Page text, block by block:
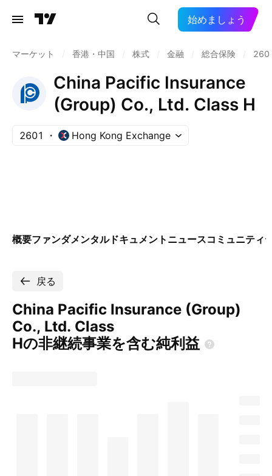
始めましょう
マーケット 香港・中国 株式 金融 総合保険
China Pacific Insurance
(Group) Co., Ltd. Class H
2601 Hong Kong Exchange
概要ファンダメンタルドキュメント ニュースコミュニティ
戻る
China Pacific Insurance (Group)
Co., Ltd. Class
Hの非継続事業を含む純利益